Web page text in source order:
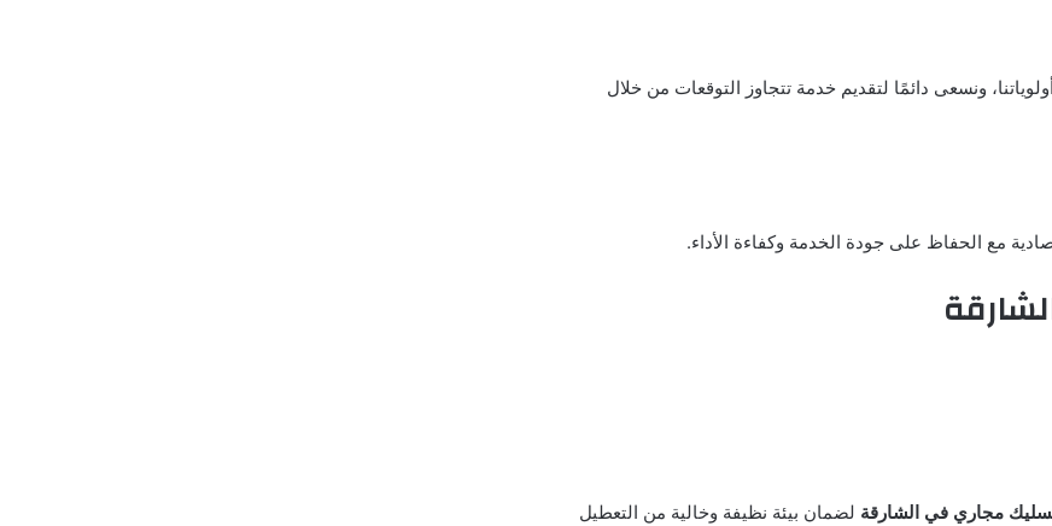
ونسعى دائمًا لتقديم خدمة تتجاوز التوقعات من خلال
مع الحفاظ على جودة الخدمة وكفاءة الأداء.
مجاري في الشارقة لضمان بيئة نظيفة وخالية من التعطيل